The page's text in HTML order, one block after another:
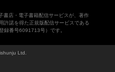
書店・電子書籍配信サービスが、著作
許諾を得た正規版配信サービスである
録番号6091713号）です。
Ltd.